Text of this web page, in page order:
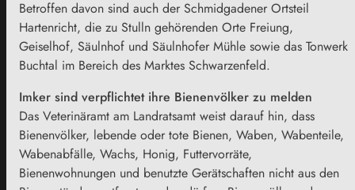
Betroffen davon sind auch der Schmidgadener Ortsteil
Hartenricht, die zu Stulln gehörenden Orte Freiung,
Geiselhof, Säulnhof und Säulnhofer Mühle sowie das Tonwerk
Buchtal im Bereich des Marktes Schwarzenfeld.
Imker sind verpflichtet ihre Bienenvölker zu melden
Das Veterinäramt am Landratsamt weist darauf hin, dass
Bienenvölker, lebende oder tote Bienen, Waben, Wabenteile,
Wabenabfälle, Wachs, Honig, Futtervorräte,
Bienenwohnungen und benutzte Gerätschaften nicht aus den